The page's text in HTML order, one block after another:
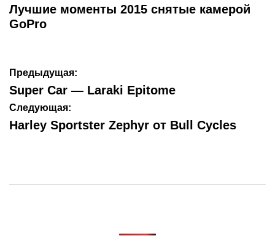
В
Лучшие моменты 2015 снятые камерой
GoPro
Навигация
по
записям
Предыдущая:
Super Car — Laraki Epitome
Следующая:
Harley Sportster Zephyr от Bull Cycles